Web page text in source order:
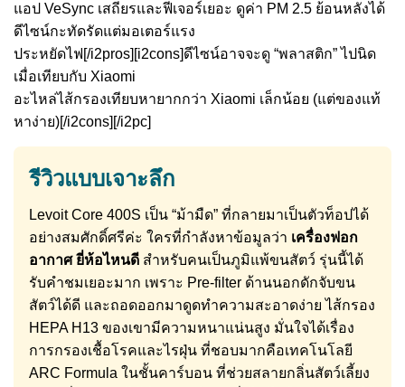
แอป VeSync เสถียรและฟีเจอร์เยอะ ดูค่า PM 2.5 ย้อนหลังได้
ดีไซน์กะทัดรัดแต่มอเตอร์แรง
ประหยัดไฟ[/i2pros][i2cons]ดีไซน์อาจจะดู “พลาสติก” ไปนิด
เมื่อเทียบกับ Xiaomi
อะไหล่ไส้กรองเทียบหายากกว่า Xiaomi เล็กน้อย (แต่ของแท้
หาง่าย)[/i2cons][/i2pc]
รีวิวแบบเจาะลึก
Levoit Core 400S เป็น “ม้ามืด” ที่กลายมาเป็นตัวท็อปได้
อย่างสมศักดิ์ศรีค่ะ ใครที่กำลังหาข้อมูลว่า เครื่องฟอก
อากาศ ยี่ห้อไหนดี สำหรับคนเป็นภูมิแพ้ขนสัตว์ รุ่นนี้ได้
รับคำชมเยอะมาก เพราะ Pre-filter ด้านนอกดักจับขน
สัตว์ได้ดี และถอดออกมาดูดทำความสะอาดง่าย ไส้กรอง
HEPA H13 ของเขามีความหนาแน่นสูง มั่นใจได้เรื่อง
การกรองเชื้อโรคและไรฝุ่น ที่ชอบมากคือเทคโนโลยี
ARC Formula ในชั้นคาร์บอน ที่ช่วยสลายกลิ่นสัตว์เลี้ยง